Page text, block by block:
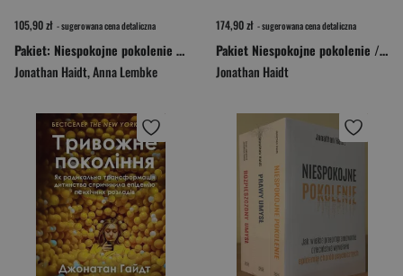
105,90 zł - sugerowana cena detaliczna
Pakiet: Niespokojne pokolenie / Niewolnicy dopaminy
Jonathan Haidt,Anna Lembke
174,90 zł - sugerowana cena detaliczna
Pakiet Niespokojne pokolenie / Prawy umysł / Rozpieszczony umysł
Jonathan Haidt